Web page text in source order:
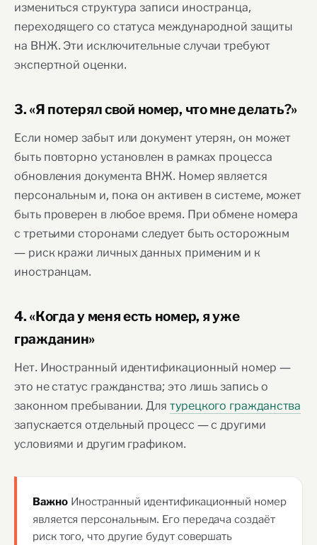
измениться структура записи иностранца,
переходящего со статуса международной защиты
на ВНЖ. Эти исключительные случаи требуют
экспертной оценки.
3. «Я потерял свой номер, что мне делать?»
Если номер забыт или документ утерян, он может
быть повторно установлен в рамках процесса
обновления документа ВНЖ. Номер является
персональным и, пока он активен в системе, может
быть проверен в любое время. При обмене номера
с третьими сторонами следует быть осторожным
— риск кражи личных данных применим и к
иностранцам.
4. «Когда у меня есть номер, я уже
гражданин»
Нет. Иностранный идентификационный номер —
это не статус гражданства; это лишь запись о
законном пребывании. Для турецкого гражданства
запускается отдельный процесс — с другими
условиями и другим графиком.
ВажноИностранный идентификационный номер
является персональным. Его передача создаёт
риск того, что другие будут совершать